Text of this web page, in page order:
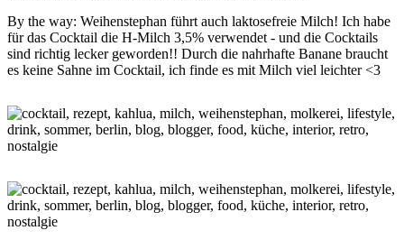
By the way: Weihenstephan führt auch laktosefreie Milch! Ich habe
für das Cocktail die H-Milch 3,5% verwendet - und die Cocktails
sind richtig lecker geworden!! Durch die nahrhafte Banane braucht
es keine Sahne im Cocktail, ich finde es mit Milch viel leichter <3